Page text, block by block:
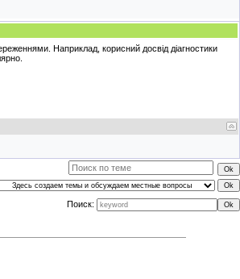
Наприклад, корисний досвід діагностики
Поиск: